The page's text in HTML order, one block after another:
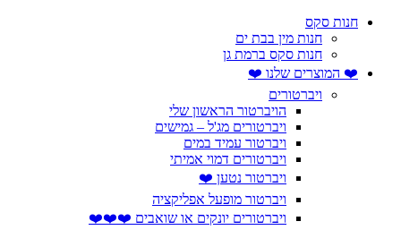
חנות סקס
חנות מין בבת ים
חנות סקס ברמת גן
❤️ המוצרים שלנו ❤️
ויברטורים
הויברטור הראשון שלי
ויברטורים מג'ל – גמישים
ויברטור עמיד במים
ויברטורים דמוי אמיתי
ויברטור נטען ❤️
ויברטור מופעל אפליקציה
ויברטורים יונקים או שואבים ❤️❤️❤️